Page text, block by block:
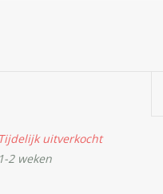
Tijdelijk uitverkocht
1-2 weken